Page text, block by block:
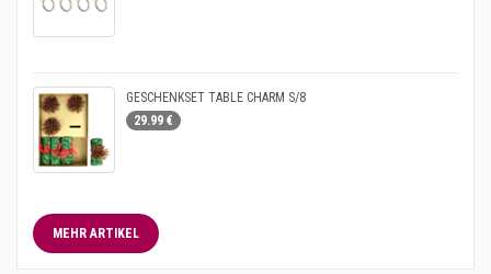
GESCHENKSET TABLE CHARM S/8
29.99 €
MEHR ARTIKEL